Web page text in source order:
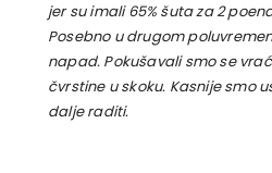
jer su imali 65% šuta za 2
Posebno u drugom
napad. Pokušavali smo se
čvrstine u skoku. Kasnije smo
dalje raditi.